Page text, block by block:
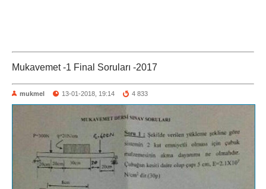
Mukavemet -1 Final Soruları -2017
mukmel 13-01-2018, 19:14 4 833